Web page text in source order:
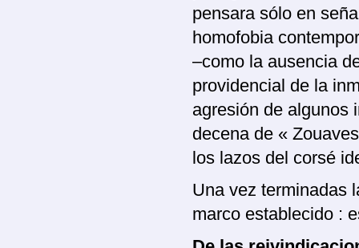
pensara sólo en
homofobia
–como la ausencia
providencial de la
agresión de algunos
decena de «
los lazos del corsé
Una vez terminadas
marco establecido :